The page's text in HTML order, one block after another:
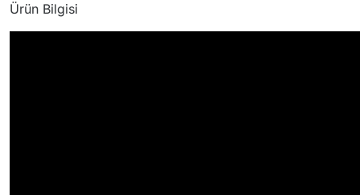
Ürün Bilgisi